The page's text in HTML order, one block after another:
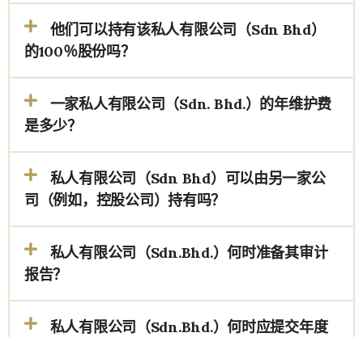
他们可以持有该私人有限公司（Sdn Bhd）
的100％股份吗？
一家私人有限公司（Sdn. Bhd.）的年维护费
是多少？
私人有限公司（Sdn Bhd）可以由另一家公
司（例如，控股公司）持有吗？
私人有限公司（Sdn.Bhd.）何时准备其审计
报告？
私人有限公司（Sdn.Bhd.）何时应提交年度